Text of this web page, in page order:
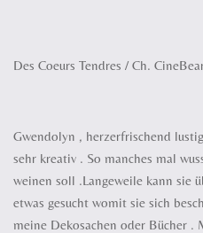
Jolie Java
Des Coeurs Tendres / Ch.
Gwendolyn , herzerfrischend
sehr kreativ . So manches mal
weinen soll .Langeweile kann sie
etwas gesucht womit sie sich
meine Dekosachen oder Bücher .